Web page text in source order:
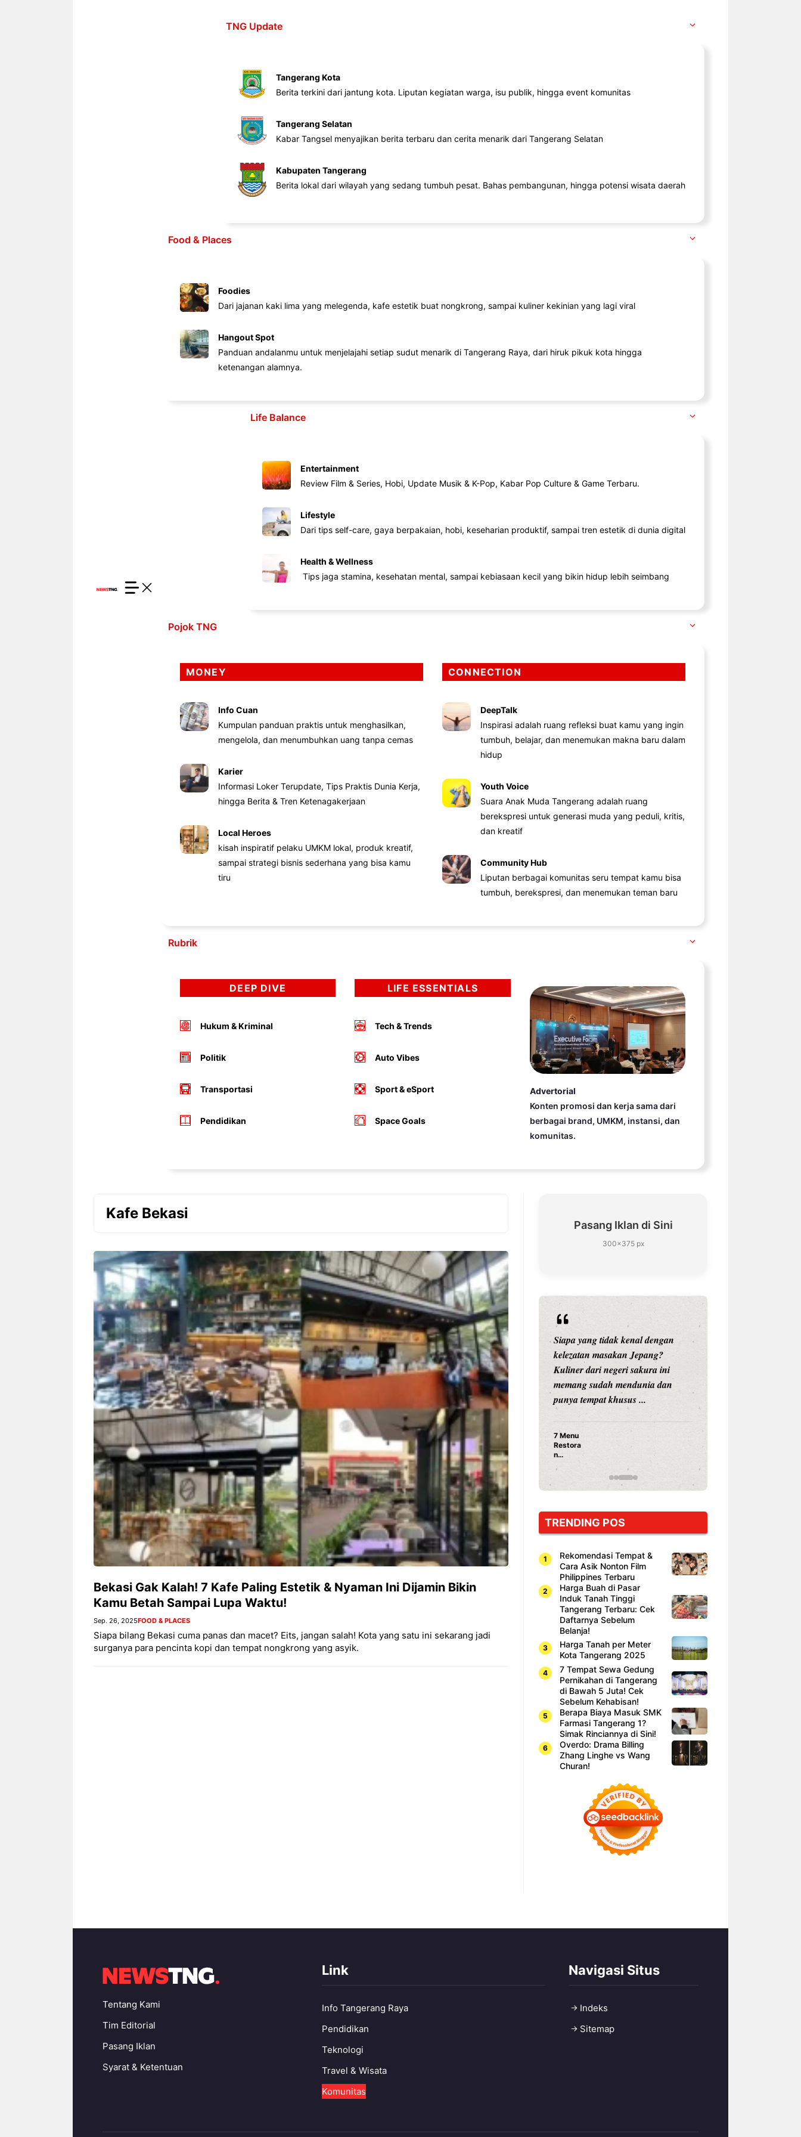
TNG Update
Tangerang Kota
Berita terkini dari jantung kota. Liputan kegiatan warga, isu publik, hingga event komunitas
Tangerang Selatan
Kabar Tangsel menyajikan berita terbaru dan cerita menarik dari Tangerang Selatan
Kabupaten Tangerang
Berita lokal dari wilayah yang sedang tumbuh pesat. Bahas pembangunan, hingga potensi wisata daerah
Food & Places
Foodies
Dari jajanan kaki lima yang melegenda, kafe estetik buat nongkrong, sampai kuliner kekinian yang lagi viral
Hangout Spot
Panduan andalanmu untuk menjelajahi setiap sudut menarik di Tangerang Raya, dari hiruk pikuk kota hingga
ketenangan alamnya.
Life Balance
Entertainment
Review Film & Series, Hobi, Update Musik & K-Pop, Kabar Pop Culture & Game Terbaru.
Lifestyle
Dari tips self-care, gaya berpakaian, hobi, keseharian produktif, sampai tren estetik di dunia digital
Health & Wellness
Tips jaga stamina, kesehatan mental, sampai kebiasaan kecil yang bikin hidup lebih seimbang
Pojok TNG
MONEY
Info Cuan
Kumpulan panduan praktis untuk menghasilkan,
mengelola, dan menumbuhkan uang tanpa cemas
Karier
Informasi Loker Terupdate, Tips Praktis Dunia Kerja,
hingga Berita & Tren Ketenagakerjaan
Local Heroes
kisah inspiratif pelaku UMKM lokal, produk kreatif,
sampai strategi bisnis sederhana yang bisa kamu
tiru
CONNECTION
DeepTalk
Inspirasi adalah ruang refleksi buat kamu yang ingin
tumbuh, belajar, dan menemukan makna baru dalam
hidup
Youth Voice
Suara Anak Muda Tangerang adalah ruang
berekspresi untuk generasi muda yang peduli, kritis,
dan kreatif
Community Hub
Liputan berbagai komunitas seru tempat kamu bisa
tumbuh, berekspresi, dan menemukan teman baru
Rubrik
DEEP DIVE
Hukum & Kriminal
Politik
Transportasi
Pendidikan
LIFE ESSENTIALS
Tech & Trends
Auto Vibes
Sport & eSport
Space Goals
Advertorial
Konten promosi dan kerja sama dari
berbagai brand, UMKM, instansi, dan
komunitas.
Kafe Bekasi
Bekasi Gak Kalah! 7 Kafe Paling Estetik & Nyaman Ini Dijamin Bikin
Kamu Betah Sampai Lupa Waktu!
Sep. 26, 2025FOOD & PLACES
Siapa bilang Bekasi cuma panas dan macet? Eits, jangan salah! Kota yang satu ini sekarang jadi
surganya para pencinta kopi dan tempat nongkrong yang asyik.
Pasang Iklan di Sini
300×375 px
Siapa sangka, dua nama besar di
dunia hiburan, Nunung Srimulat
dan Vicky Prasetyo, kini merambah
dunia kuliner dengan membuka
Nunung Srimulat & Vicky
Prasetyo Buka Restoran
Ayam Panggang! Cuma Rp
15 Ribu, Resep Rahasia
Mami Bikin Nagih!
Bandung – Menyambut pergantian
tahun 2026, restoran all you can
eat Kakkoii All You Can Eat
Bandung menghadirkan
penawaran spesial ...
Sambut 2026, Kakkoii
Bandung Hadirkan Pesta All
You Can Eat Mulai Rp
145.000
Pernah gak sih kamu mulai
ngerjain sesuatu cuma buat iseng-
iseng, eh ternyata malah jadi
peluang bisnis yang
menguntungkan? Nah, itulah ...
Dari Iseng Jadi Cuan: Kisah
TUM_ATUL yang Ubah
Hampers Jadi Bisnis Kece
Siapa yang tidak kenal dengan
kelezatan masakan Jepang?
Kuliner dari negeri sakura ini
memang sudah mendunia dan
punya tempat khusus ...
7 Menu
Restora
n
yang
Dicoba,
Cuma
Sushi!
TRENDING POS
Rekomendasi Tempat &
Cara Asik Nonton Film
Philippines Terbaru
Harga Buah di Pasar
Induk Tanah Tinggi
Tangerang Terbaru: Cek
Daftarnya Sebelum
Belanja!
Harga Tanah per Meter
Kota Tangerang 2025
7 Tempat Sewa Gedung
Pernikahan di Tangerang
di Bawah 5 Juta! Cek
Sebelum Kehabisan!
Berapa Biaya Masuk SMK
Farmasi Tangerang 1?
Simak Rinciannya di Sini!
Overdo: Drama Billing
Zhang Linghe vs Wang
Churan!
Tentang Kami
Tim Editorial
Pasang Iklan
Syarat & Ketentuan
Link
Info Tangerang Raya
Pendidikan
Teknologi
Travel & Wisata
Komunitas
Navigasi Situs
Indeks
Sitemap